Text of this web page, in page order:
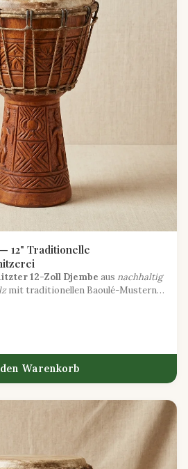
12" Traditionelle
12-Zoll Djembe aus nachhaltig
mit traditionellen Baoulé-Mustern
Warenkorb